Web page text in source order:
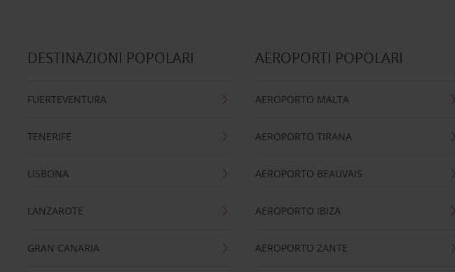
DESTINAZIONI POPOLARI
FUERTEVENTURA
TENERIFE
LISBONA
LANZAROTE
GRAN CANARIA
AEROPORTI POPOLARI
AEROPORTO MALTA
AEROPORTO TIRANA
AEROPORTO BEAUVAIS
AEROPORTO IBIZA
AEROPORTO ZANTE